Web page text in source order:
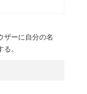
ザーに自分の名
。